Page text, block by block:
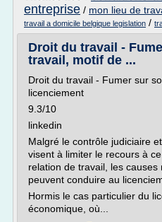
entreprise / mon lieu de
travail a domicile belgique legislation /
Droit du travail -
travail, motif de ...
Droit du travail - Fumer sur
licenciement
9.3/10
linkedin
Malgré le contrôle judiciaire
visent à limiter le recours à
relation de travail, les
peuvent conduire au
Hormis le cas particulier du
économique, où...